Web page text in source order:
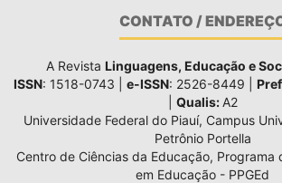
CONTATO /
A Revista Linguagens, Educação e
ISSN: 1518-0743 | e-ISSN: 2526-8449 |
Qualis: A2
Universidade Federal do Piauí, Campus
Petrônio Portella
Centro de Ciências da Educação, Programa
em Educação - PPGEd